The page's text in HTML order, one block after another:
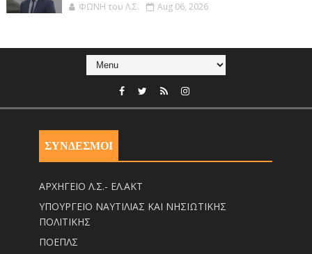
ΦΩΝΗ του Λ.Σ. Aug 06, 2026
ΣΥΝΔΕΣΜΟΙ
ΑΡΧΗΓΕΙΟ Λ.Σ.- ΕΛ.ΑΚΤ
ΥΠΟΥΡΓΕΙΟ ΝΑΥΤΙΛΙΑΣ ΚΑΙ ΝΗΣΙΩΤΙΚΗΣ
ΠΟΛΙΤΙΚΗΣ
ΠΟΕΠΛΣ